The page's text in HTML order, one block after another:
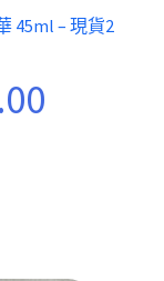
45ml – 現貨2
Current